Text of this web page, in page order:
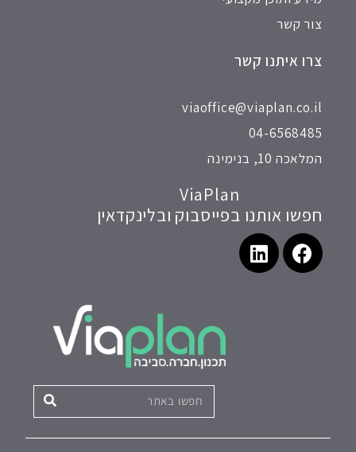
צור קשר
צרו איתנו קשר
viaoffice@viaplan.co.il
04-6568485
המלאכה 10, בנימינה
ViaPlan
חפשו אותנו בפייסבוק ובלינקדאין